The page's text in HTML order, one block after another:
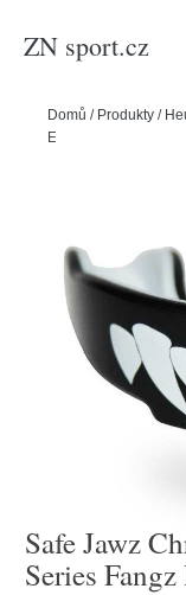
ZN sport.cz
Domů / Produkty /
Extro Series Fangz
Safe Jawz
Series